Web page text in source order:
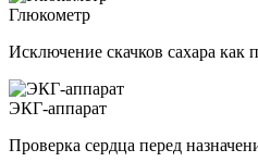
Глюкометр
Исключение скачков сахара как
ЭКГ-аппарат
Проверка сердца перед